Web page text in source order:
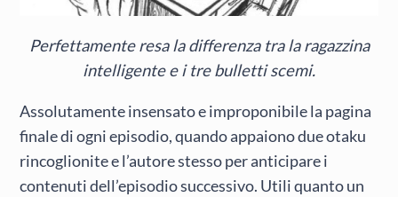
Perfettamente resa la differenza tra la ragazzina
intelligente e i tre bulletti scemi.
Assolutamente insensato e improponibile la pagina
finale di ogni episodio, quando appaiono due otaku
rincoglionite e l’autore stesso per anticipare i
contenuti dell’episodio successivo. Utili quanto un